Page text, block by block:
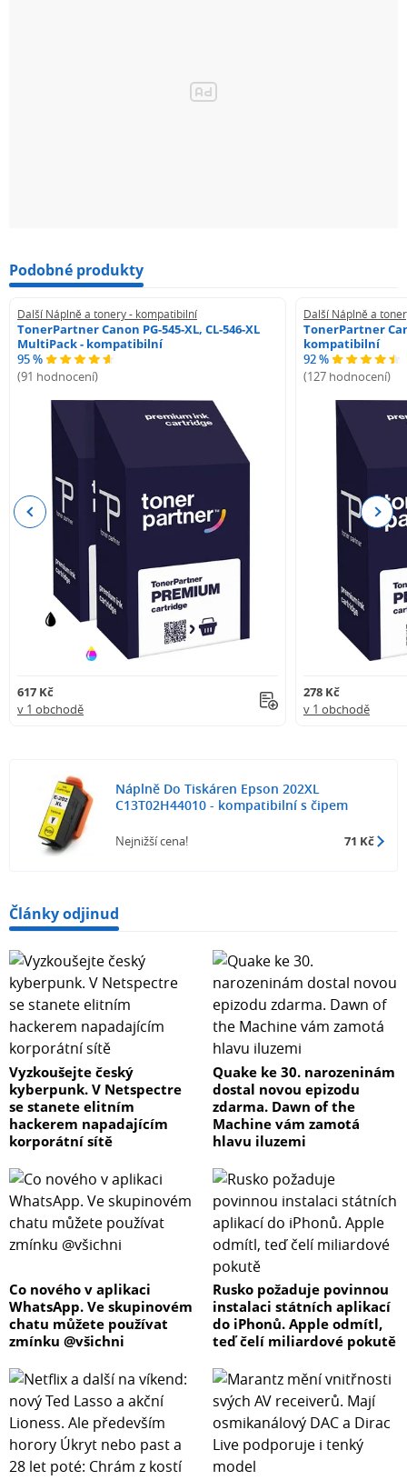
Podobné produkty
Další Náplně a tonery - kompatibilní
TonerPartner Canon PG-545-XL, CL-546-XL
MultiPack - kompatibilní
95 %
(91 hodnocení)
617 Kč
v 1 obchodě
Další Náplně a
TonerPartner
kompatibilní
92 %
(127 hodnocení)
278 Kč
v 1 obchodě
Previous Next
Náplně Do Tiskáren Epson 202XL
C13T02H44010 - kompatibilní s čipem
Nejnižší cena! 71 Kč
Články odjinud
Vyzkoušejte český
kyberpunk. V Netspectre
se stanete elitním
hackerem napadajícím
korporátní sítě
Quake ke 30. narozeninám
dostal novou epizodu
zdarma. Dawn of the
Machine vám zamotá
hlavu iluzemi
Co nového v aplikaci
WhatsApp. Ve skupinovém
chatu můžete používat
zmínku @všichni
Rusko požaduje povinnou
instalaci státních aplikací
do iPhonů. Apple odmítl,
teď čelí miliardové pokutě